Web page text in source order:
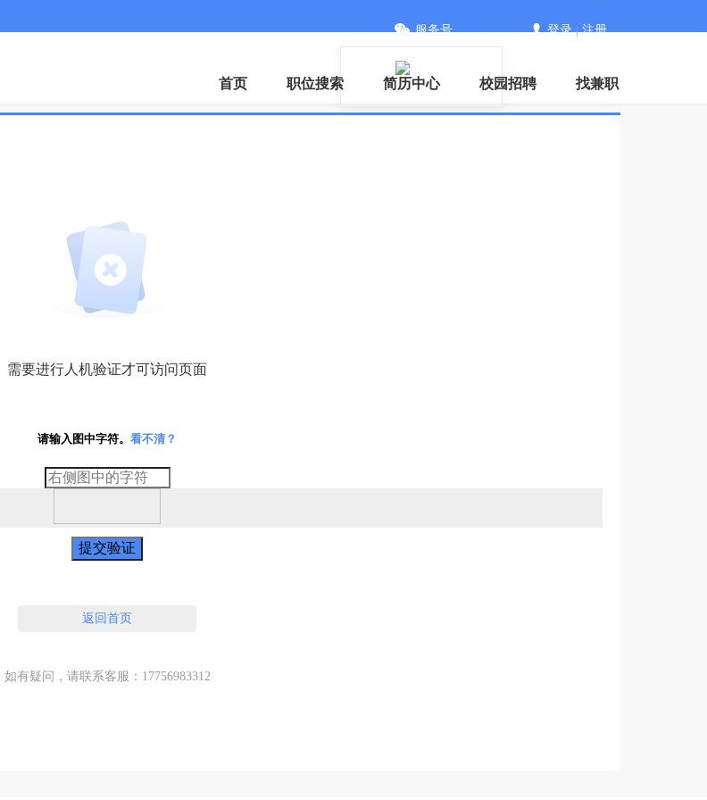
微信
服务号 登录|注册
首页 职位搜索 简历中心 校园招聘 找兼职
需要进行人机验证才可访问页面
请输入图中字符。 看不清？
提交验证
返回首页
如有疑问，请联系客服：17756983312